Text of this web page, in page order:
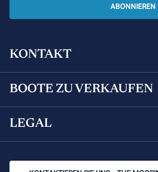
ABONNIEREN
KONTAKT
Sunsail and Moorings Brokerage
+33 (0) 4 92 00 09 02
brokerage@sunsail.com
BOOTE ZU VERKAUFEN
Boote Zu Verkaufen
LEGAL